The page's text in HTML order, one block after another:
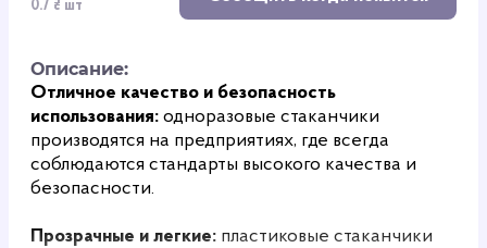
0.7 ₴ шт
Описание:
Отличное качество и безопасность
использования: одноразовые стаканчики
производятся на предприятиях, где всегда
соблюдаются стандарты высокого качества и
безопасности.
Прозрачные и легкие: пластиковые стаканчики